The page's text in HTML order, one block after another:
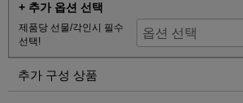
+ 추가 옵션 선택
제품당 선물/각인시 필수
선택!
추가 구성 상품